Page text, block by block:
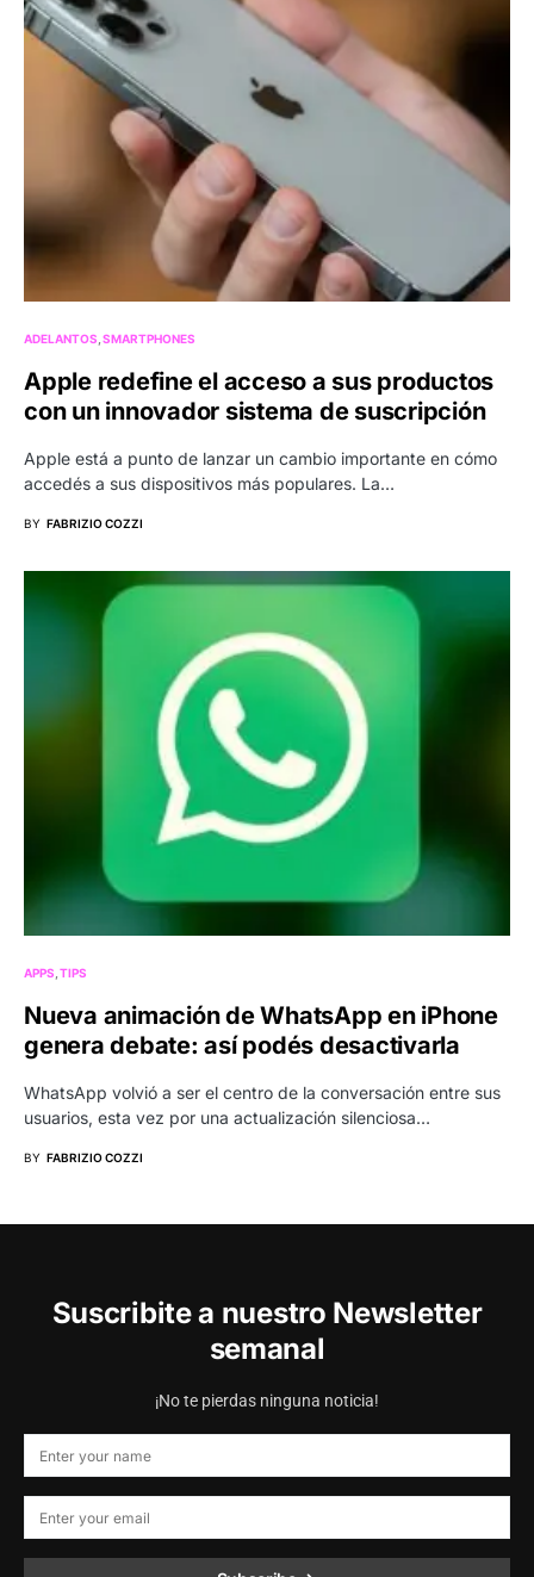
ADELANTOS SMARTPHONES
Apple redefine el acceso a sus productos
con un innovador sistema de suscripción
Apple está a punto de lanzar un cambio importante en cómo
accedés a sus dispositivos más populares. La…
BY FABRIZIO COZZI
APPS TIPS
Nueva animación de WhatsApp en iPhone
genera debate: así podés desactivarla
WhatsApp volvió a ser el centro de la conversación entre sus
usuarios, esta vez por una actualización silenciosa…
BY FABRIZIO COZZI
Suscribite a nuestro Newsletter
semanal
¡No te pierdas ninguna noticia!